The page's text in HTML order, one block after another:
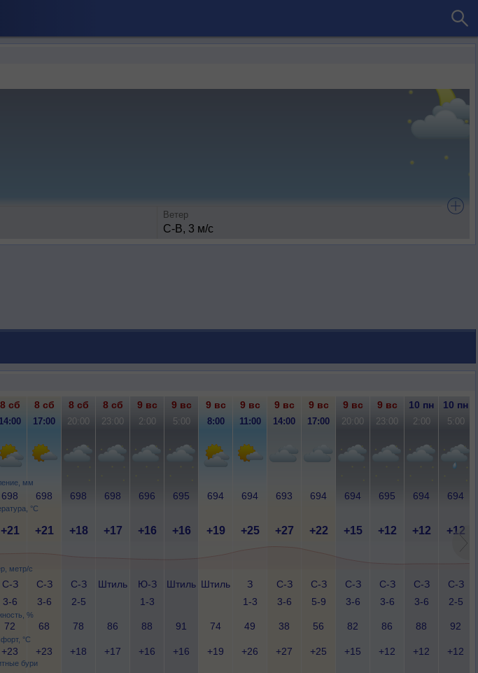
Ветер
С-В, 3 м/с
мм
°C
метр/с
%
°C
бури
8 сб 8 сб 8 сб 8 сб 9 вс 9 вс 9 вс 9 вс 9 вс 9 вс 9 вс 9 вс 10 пн 10 пн
14:00 17:00 20:00 23:00 2:00 5:00 8:00 11:00 14:00 17:00 20:00 23:00 2:00 5:00
698 698 698 698 696 695 694 694 693 694 694 695 694 694
+21 +21 +18 +17 +16 +16 +19 +25 +27 +22 +15 +12 +12 +12
С-З
3-6
С-З
3-6
С-З
2-5
Штиль
Ю-З
1-3
Штиль Штиль
З
1-3
С-З
3-6
С-З
5-9
С-З
3-6
С-З
3-6
С-З
3-6
С-З
2-5
72 68 78 86 88 91 74 49 38 56 82 86 88 92
+23 +23 +18 +17 +16 +16 +19 +26 +27 +25 +15 +12 +12 +12